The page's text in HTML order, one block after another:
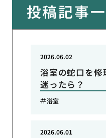
投稿記事
浴室の蛇口を
迷ったら？
2026.06.02
浴室
2026.06.01